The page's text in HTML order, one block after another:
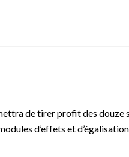
de tirer profit des
d’effets et